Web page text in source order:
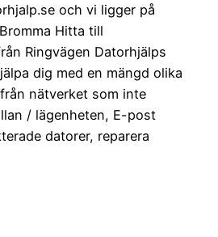
och vi ligger på
Hitta till
Ringvägen Datorhjälps
dig med en mängd olika
nätverket som inte
/ lägenheten, E-post
datorer, reparera